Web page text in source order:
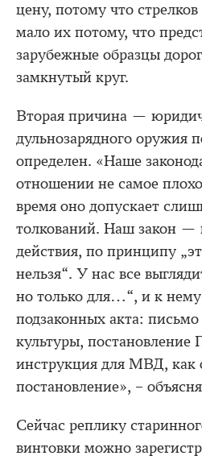
цену, потому что
мало их потому, что
зарубежные образцы
замкнутый круг.
Вторая причина —
дульнозарядного оружия
определен. «Наше
отношении не самое
время оно допускает
толкований. Наш закон —
действия, по принципу
нельзя“. У нас все
но только для…“, и к
подзаконных акта:
культуры, постановление
инструкция для МВД, как
постановление», –
Сейчас реплику
винтовки можно